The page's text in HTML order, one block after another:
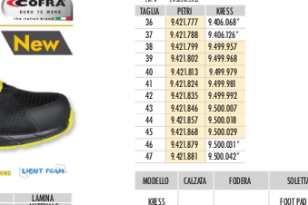
LAMINA
TAGLIA PETRI
KRESS
36
9.421.777
9.406.068*
37
9.421.788 9.406.126*
38
9.421.799
9.499.957
39
9.421.802
9.499.968
40
9.421.813
9.499.979
41
9.421.824 9.499.981
42 9.421.835
9.499.992
43
9.421.846 9.500.007
44 9.421.857 9.500.018
45
9.421.868
9.500.029
46
9.421.879 9.500.031*
47
9.421.881 9.500.042*
MODELLO CALZATA FODERA
KRESS
FOOT